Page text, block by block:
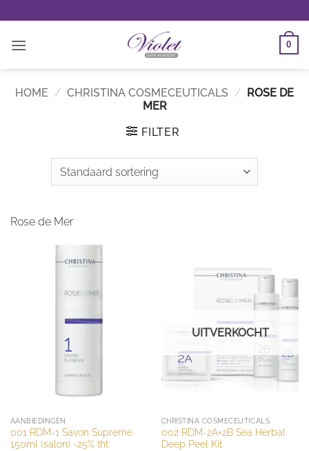
naar
inhoud
0
HOME / CHRISTINA COSMECEUTICALS / ROSE DE
MER
FILTER
Rose de Mer
AANBIEDINGEN
001 RDM-1 Savon Supreme
150ml (salon) -25% tht
UITVERKOCHT
CHRISTINA COSMECEUTICALS
002 RDM-2A+2B Sea Herbal
Deep Peel Kit